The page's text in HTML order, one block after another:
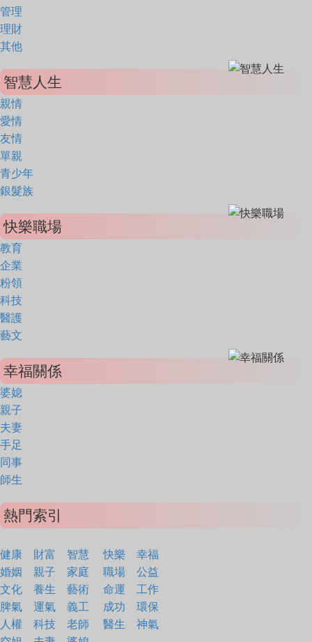
管理
理財
其他
智慧人生
親情
愛情
友情
單親
青少年
銀髮族
快樂職場
教育
企業
粉領
科技
醫護
藝文
幸福關係
婆媳
親子
夫妻
手足
同事
師生
熱門索引
健康 財富 智慧 快樂
幸福
婚姻
親子 家庭 職場
公益
文化
養生 藝術 命運
工作
脾氣
運氣 義工 成功
環保
人權
科技 老師 醫生
神氣